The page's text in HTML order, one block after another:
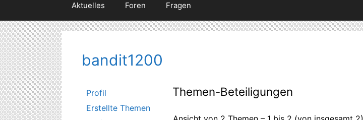
Aktuelles Foren Fragen
bandit1200
Profil
Erstellte Themen
Themen-Beteiligungen